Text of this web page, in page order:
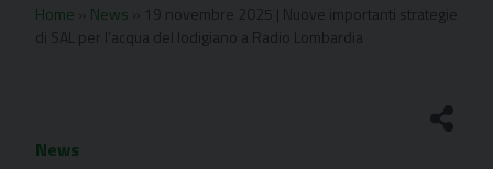
Home News
19 novembre 2025 | Nuove importanti strategie
di SAL per l’acqua del lodigiano a Radio Lombardia
News